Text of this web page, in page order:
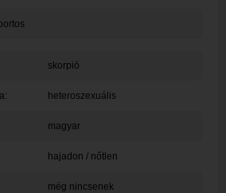
skorpió
heteroszexuális
magyar
hajadon / nőtlen
még nincsenek